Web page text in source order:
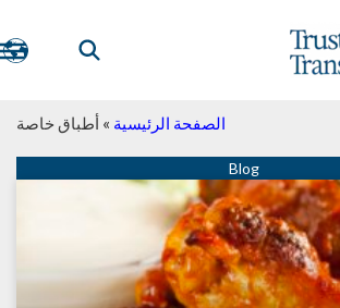
الصفحة الرئيسية » أطباق خاصة